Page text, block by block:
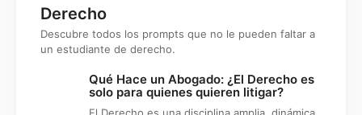
Derecho
Descubre todos los prompts que no le pueden faltar a
un estudiante de derecho.
Qué Hace un Abogado: ¿El Derecho es
solo para quienes quieren litigar?